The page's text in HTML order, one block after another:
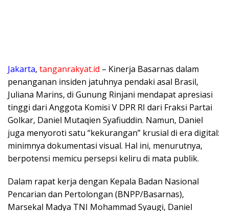
Jakarta, tanganrakyat.id – Kinerja Basarnas dalam
penanganan insiden jatuhnya pendaki asal Brasil,
Juliana Marins, di Gunung Rinjani mendapat apresiasi
tinggi dari Anggota Komisi V DPR RI dari Fraksi Partai
Golkar, Daniel Mutaqien Syafiuddin. Namun, Daniel
juga menyoroti satu “kekurangan” krusial di era digital:
minimnya dokumentasi visual. Hal ini, menurutnya,
berpotensi memicu persepsi keliru di mata publik.
Dalam rapat kerja dengan Kepala Badan Nasional
Pencarian dan Pertolongan (BNPP/Basarnas),
Marsekal Madya TNI Mohammad Syaugi, Daniel